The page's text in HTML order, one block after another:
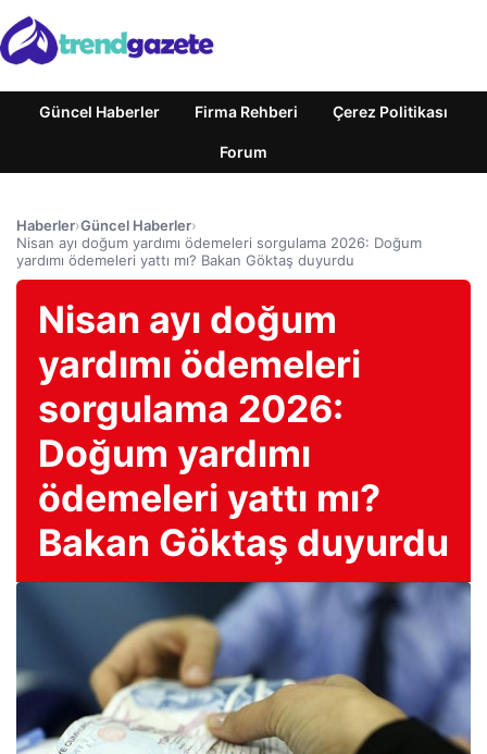
Güncel Haberler Firma Rehberi Çerez Politikası
Forum
Haberler›Güncel Haberler›
Nisan ayı doğum yardımı ödemeleri sorgulama 2026: Doğum
yardımı ödemeleri yattı mı? Bakan Göktaş duyurdu
Nisan ayı doğum
yardımı ödemeleri
sorgulama 2026:
Doğum yardımı
ödemeleri yattı mı?
Bakan Göktaş duyurdu